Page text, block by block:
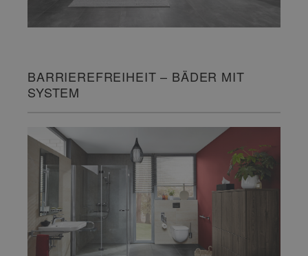
BARRIEREFREIHEIT – BÄDER MIT
SYSTEM